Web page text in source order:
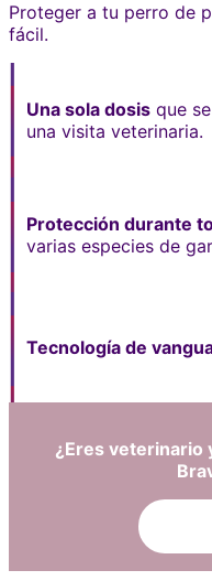
Proteger a tu perro de
fácil.
Una sola dosis que
una visita veterinaria.
Protección durante
varias especies de
Tecnología de
¿Eres veterinario